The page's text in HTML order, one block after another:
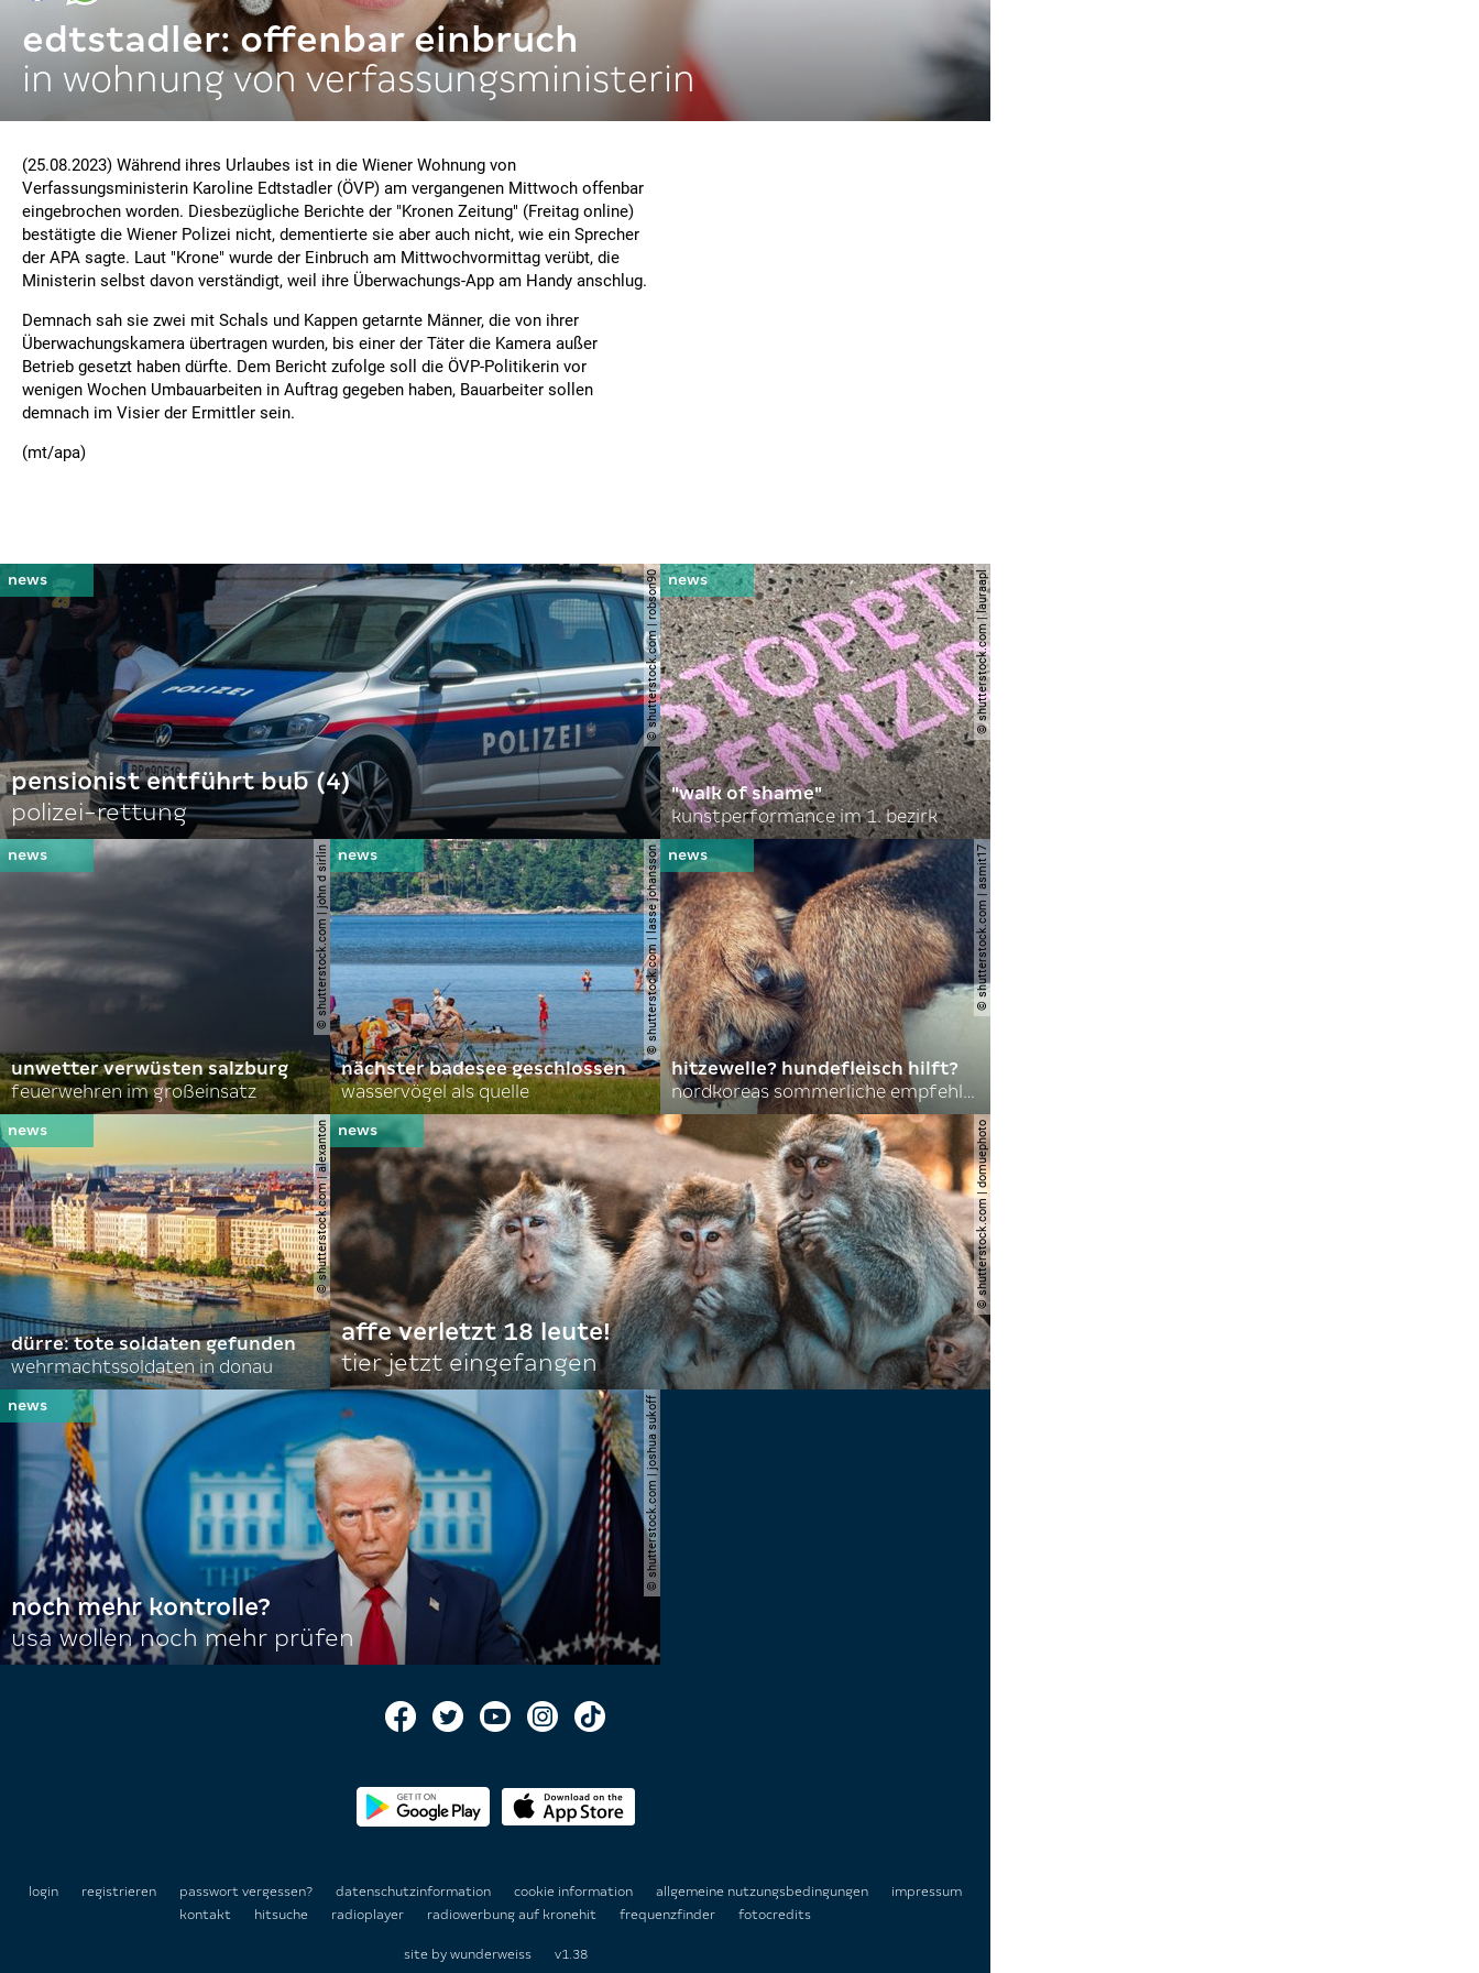
edtstadler: offenbar einbruch
in wohnung von verfassungsministerin
(25.08.2023) Während ihres Urlaubes ist in die Wiener Wohnung von
Verfassungsministerin Karoline Edtstadler (ÖVP) am vergangenen Mittwoch offenbar
eingebrochen worden. Diesbezügliche Berichte der "Kronen Zeitung" (Freitag online)
bestätigte die Wiener Polizei nicht, dementierte sie aber auch nicht, wie ein Sprecher
der APA sagte. Laut "Krone" wurde der Einbruch am Mittwochvormittag verübt, die
Ministerin selbst davon verständigt, weil ihre Überwachungs-App am Handy anschlug.
Demnach sah sie zwei mit Schals und Kappen getarnte Männer, die von ihrer
Überwachungskamera übertragen wurden, bis einer der Täter die Kamera außer
Betrieb gesetzt haben dürfte. Dem Bericht zufolge soll die ÖVP-Politikerin vor
wenigen Wochen Umbauarbeiten in Auftrag gegeben haben, Bauarbeiter sollen
demnach im Visier der Ermittler sein.
(mt/apa)
© shutterstock.com | robson90
pensionist entführt bub (4)
polizei-rettung
© shutterstock.com | lauraapl
"walk of shame"
kunstperformance im 1. bezirk
© shutterstock.com | john d sirlin
unwetter verwüsten salzburg
feuerwehren im großeinsatz
© shutterstock.com | lasse johansson
nächster badesee geschlossen
wasservögel als quelle
© shutterstock.com | asmit17
hitzewelle? hundefleisch hilft?
nordkoreas sommerliche empfehlungen
© shutterstock.com | alexanton
dürre: tote soldaten gefunden
wehrmachtssoldaten in donau
© shutterstock.com | domuephoto
affe verletzt 18 leute!
tier jetzt eingefangen
© shutterstock.com | joshua sukoff
noch mehr kontrolle?
usa wollen noch mehr prüfen
login registrieren passwort vergessen? datenschutzinformation cookie information allgemeine nutzungsbedingungen
impressum
kontakt
hitsuche radioplayer radiowerbung auf kronehit frequenzfinder fotocredits
site by wunderweiss v1.38